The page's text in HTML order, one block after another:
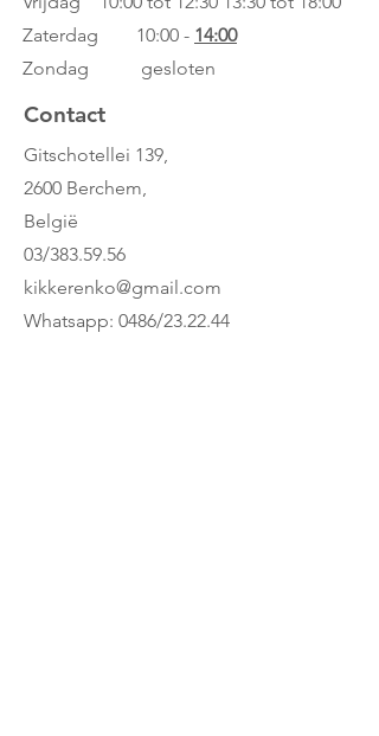
Zaterdag 10:00 - 14:00
Zondag gesloten
Contact
Gitschotellei 139,
2600 Berchem,
België
03/383.59.56
kikkerenko@gmail.com
Whatsapp: 0486/23.22.44